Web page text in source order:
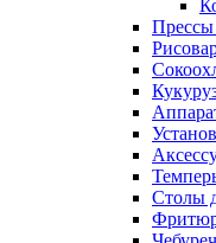
Прессы
Столы